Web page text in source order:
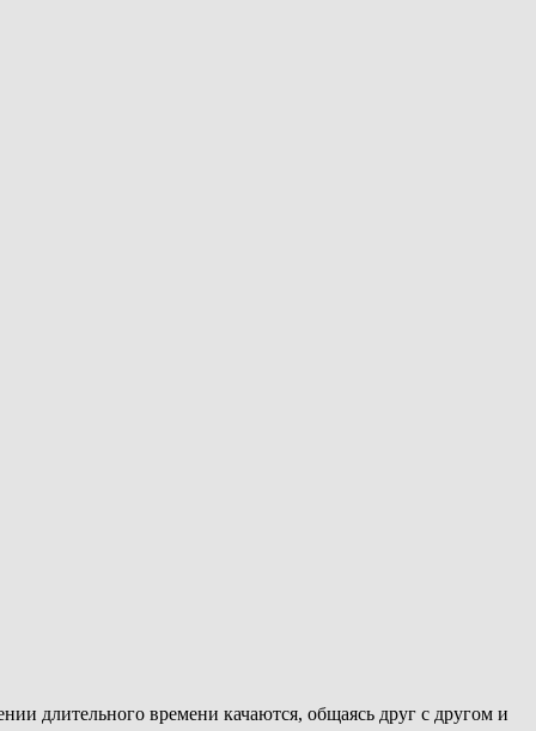
длительного времени качаются, общаясь друг с другом и